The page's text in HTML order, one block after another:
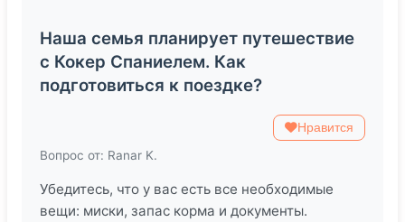
Наша семья планирует путешествие
с Кокер Спаниелем. Как
подготовиться к поездке?
Нравится
Вопрос от: Ranar K.
Убедитесь, что у вас есть все необходимые
вещи: миски, запас корма и документы.